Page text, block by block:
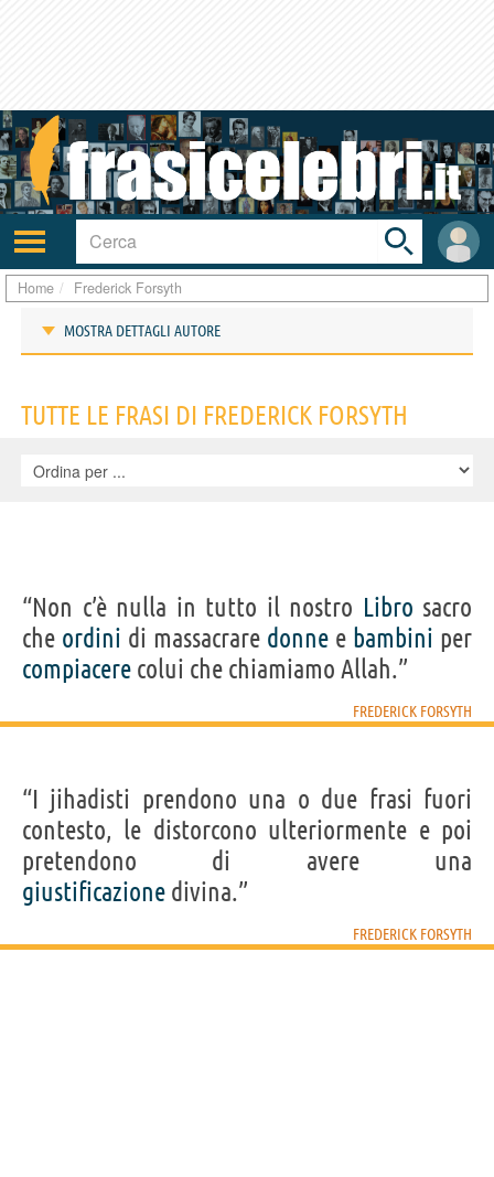
Attiva/disattiva
navigazione
User
area
Toggle
search
bar
Home Frederick Forsyth
MOSTRA DETTAGLI AUTORE
IDENTIKIT E DATI ANAGRAFICI
Frederick
Cognome Forsyth
25 agosto 1938 a Ashford, Kent
Sesso maschile
Segno zodiacale Vergine
TUTTE LE FRASI DI FREDERICK FORSYTH
“Non c’è nulla in tutto il nostro Libro sacro
che ordini di massacrare donne e bambini per
compiacere colui che chiamiamo Allah.”
FREDERICK FORSYTH
“I jihadisti prendono una o due frasi fuori
contesto, le distorcono ulteriormente e poi
pretendono di avere una
giustificazione divina.”
FREDERICK FORSYTH